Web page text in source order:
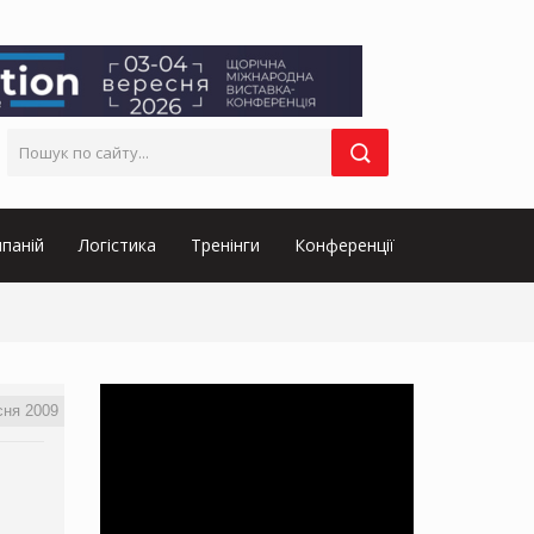
Логістика Тренінги Конференції
2009